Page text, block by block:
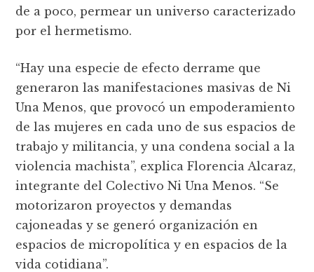
de a poco, permear un universo caracterizado
por el hermetismo.
“Hay una especie de efecto derrame que
generaron las manifestaciones masivas de Ni
Una Menos, que provocó un empoderamiento
de las mujeres en cada uno de sus espacios de
trabajo y militancia, y una condena social a la
violencia machista”, explica Florencia Alcaraz,
integrante del Colectivo Ni Una Menos. “Se
motorizaron proyectos y demandas
cajoneadas y se generó organización en
espacios de micropolítica y en espacios de la
vida cotidiana”.